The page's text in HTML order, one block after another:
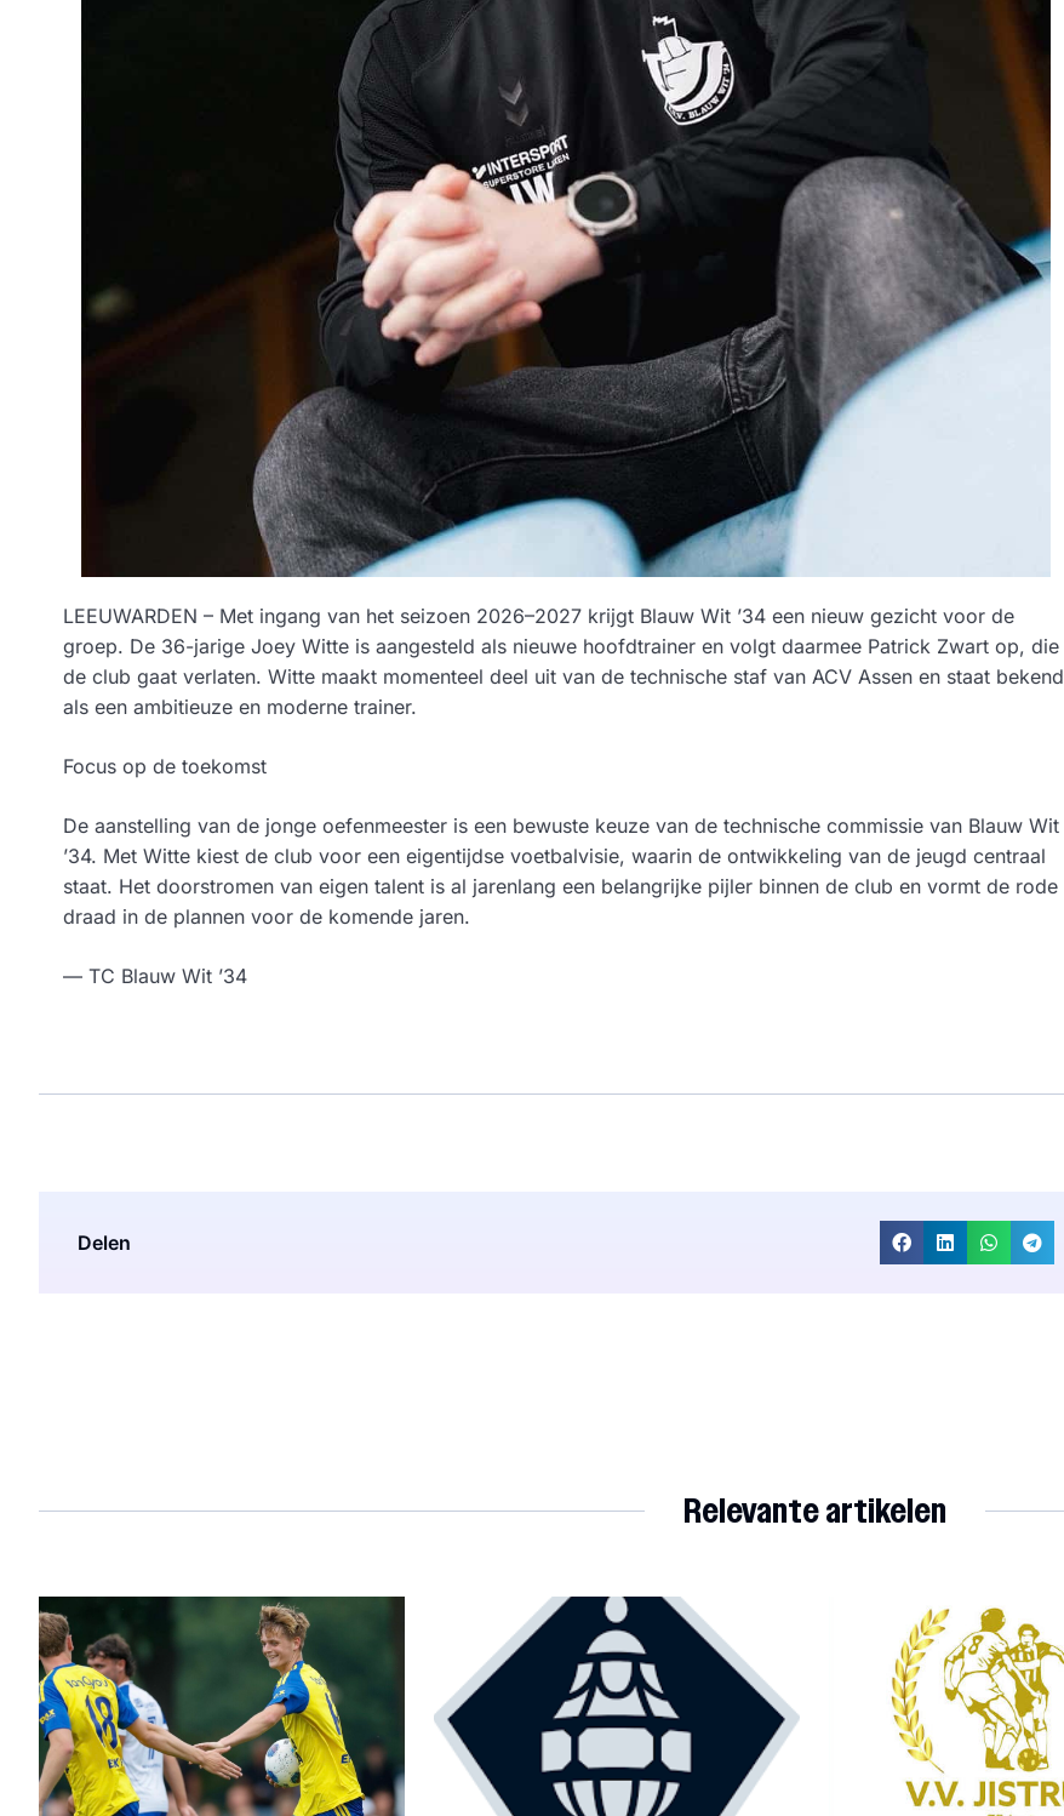
LEEUWARDEN – Met ingang van het seizoen 2026–2027 krijgt Blauw Wit ’34 een nieuw gezicht voor de
groep. De 36-jarige Joey Witte is aangesteld als nieuwe hoofdtrainer en volgt daarmee Patrick Zwart op, die
de club gaat verlaten. Witte maakt momenteel deel uit van de technische staf van ACV Assen en staat bekend
als een ambitieuze en moderne trainer.
Focus op de toekomst
De aanstelling van de jonge oefenmeester is een bewuste keuze van de technische commissie van Blauw Wit
’34. Met Witte kiest de club voor een eigentijdse voetbalvisie, waarin de ontwikkeling van de jeugd centraal
staat. Het doorstromen van eigen talent is al jarenlang een belangrijke pijler binnen de club en vormt de rode
draad in de plannen voor de komende jaren.
— TC Blauw Wit ’34
Delen
Relevante artikelen